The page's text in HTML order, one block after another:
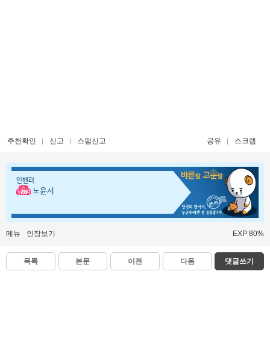
추천확인 신고 스팸신고 공유 스크랩
인벤러
노윤서
메뉴 인장보기 EXP 80%
목록 본문 이전 다음 댓글쓰기